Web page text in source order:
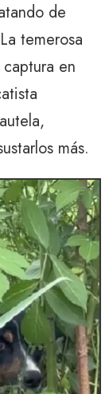
de
temerosa
en
más.